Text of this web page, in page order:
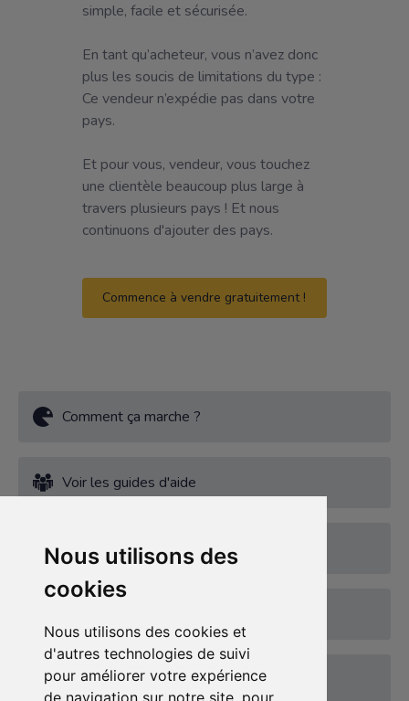
Nous utilisons des
cookies
Nous utilisons des cookies et
d'autres technologies de suivi
pour améliorer votre expérience
de navigation sur notre site, pour
simple, facile et sécurisée.
En tant qu’acheteur, vous n’avez donc
plus les soucis de limitations du type :
Ce vendeur n’expédie pas dans votre
pays.
Et pour vous, vendeur, vous touchez
une clientèle beaucoup plus large à
travers plusieurs pays ! Et nous
continuons d'ajouter des pays.
Commence à vendre gratuitement !
Comment ça marche ?
Voir les guides d'aide
Termes et Conditions
Politique de securité